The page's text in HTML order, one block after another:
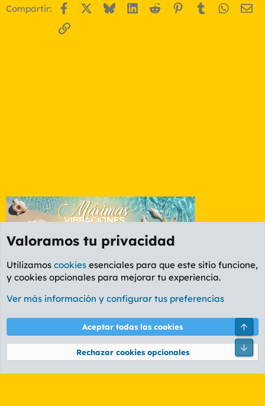
Compartir: Facebook BlueskyLinkedIn
Reddit Pinterest
Tumblr
Enlace
Foro General
Cookies
PL OLDSTYLE AMARILLO
Términos y reglas Política de privacidad Ayuda
Community platform by XenForo® © 2010-2026 XenForo Ltd.
Valoramos tu privacidad
Utilizamos cookies esenciales para que este sitio funcione,
y cookies opcionales para mejorar tu experiencia.
Ver más información y configurar tus preferencias
Aceptar todas las cookies
Rechazar cookies opcionales
Pie